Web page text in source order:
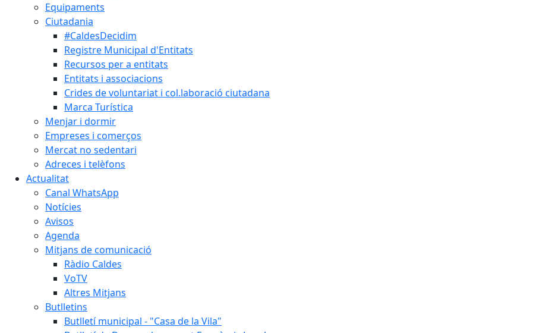
Equipaments
Ciutadania
#CaldesDecidim
Registre Municipal d'Entitats
Recursos per a entitats
Entitats i associacions
Crides de voluntariat i col.laboració ciutadana
Marca Turística
Menjar i dormir
Empreses i comerços
Mercat no sedentari
Adreces i telèfons
Actualitat
Canal WhatsApp
Notícies
Avisos
Agenda
Mitjans de comunicació
Ràdio Caldes
VoTV
Altres Mitjans
Butlletins
Butlletí municipal - "Casa de la Vila"